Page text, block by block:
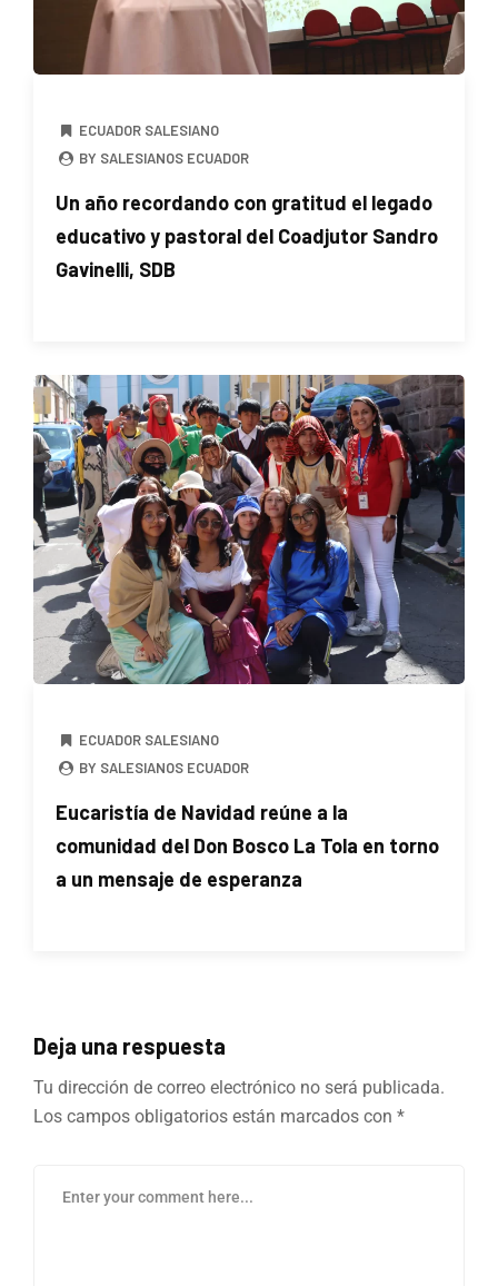
ECUADOR SALESIANO
BY SALESIANOS ECUADOR
Un año recordando con gratitud el legado
educativo y pastoral del Coadjutor Sandro
Gavinelli, SDB
ECUADOR SALESIANO
BY SALESIANOS ECUADOR
Eucaristía de Navidad reúne a la
comunidad del Don Bosco La Tola en torno
a un mensaje de esperanza
Deja una respuesta
Tu dirección de correo electrónico no será publicada.
Los campos obligatorios están marcados con *